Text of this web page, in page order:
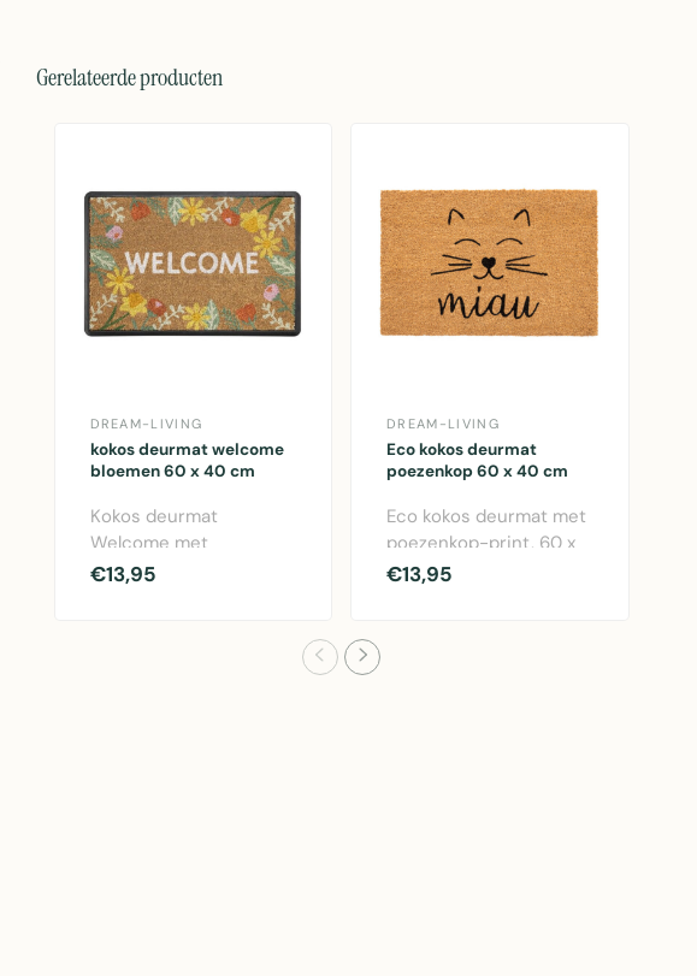
Gerelateerde producten
DREAM-LIVING
kokos deurmat welcome
bloemen 60 x 40 cm
Kokos deurmat
Welcome met
bloemenprint 60 x 40
€13,95
DREAM-LIVING
Eco kokos deurmat
poezenkop 60 x 40 cm
Eco kokos deurmat met
poezenkop-print, 60 x
40 cm, van
€13,95